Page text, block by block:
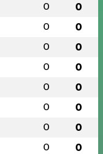
0 0
0 0
0 0
0 0
0 0
0 0
0 0
0 0